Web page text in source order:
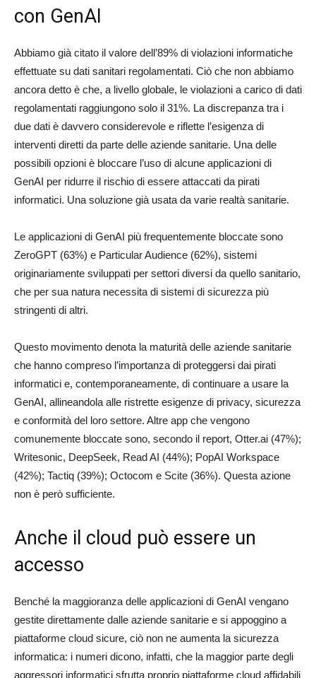
con GenAI
Abbiamo già citato il valore dell’89% di violazioni informatiche
effettuate su dati sanitari regolamentati. Ciò che non abbiamo
ancora detto è che, a livello globale, le violazioni a carico di dati
regolamentati raggiungono solo il 31%. La discrepanza tra i
due dati è davvero considerevole e riflette l’esigenza di
interventi diretti da parte delle aziende sanitarie. Una delle
possibili opzioni è bloccare l’uso di alcune applicazioni di
GenAI per ridurre il rischio di essere attaccati da pirati
informatici. Una soluzione già usata da varie realtà sanitarie.
Le applicazioni di GenAI più frequentemente bloccate sono
ZeroGPT (63%) e Particular Audience (62%), sistemi
originariamente sviluppati per settori diversi da quello sanitario,
che per sua natura necessita di sistemi di sicurezza più
stringenti di altri.
Questo movimento denota la maturità delle aziende sanitarie
che hanno compreso l’importanza di proteggersi dai pirati
informatici e, contemporaneamente, di continuare a usare la
GenAI, allineandola alle ristrette esigenze di privacy, sicurezza
e conformità del loro settore. Altre app che vengono
comunemente bloccate sono, secondo il report, Otter.ai (47%);
Writesonic, DeepSeek, Read AI (44%); PopAI Workspace
(42%); Tactiq (39%); Octocom e Scite (36%). Questa azione
non è però sufficiente.
Anche il cloud può essere un
accesso
Benché la maggioranza delle applicazioni di GenAI vengano
gestite direttamente dalle aziende sanitarie e si appoggino a
piattaforme cloud sicure, ciò non ne aumenta la sicurezza
informatica: i numeri dicono, infatti, che la maggior parte degli
aggressori informatici sfrutta proprio piattaforme cloud affidabili